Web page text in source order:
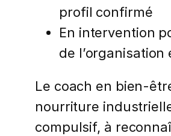
profil confirmé
En intervention
de
Le coach en bien-
nourriture
compulsif, à